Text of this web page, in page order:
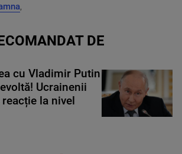
,
DE
cu Vladimir Putin
Ucrainenii
la nivel